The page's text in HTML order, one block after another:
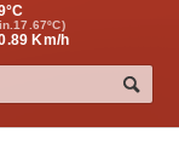
°C
Km/h